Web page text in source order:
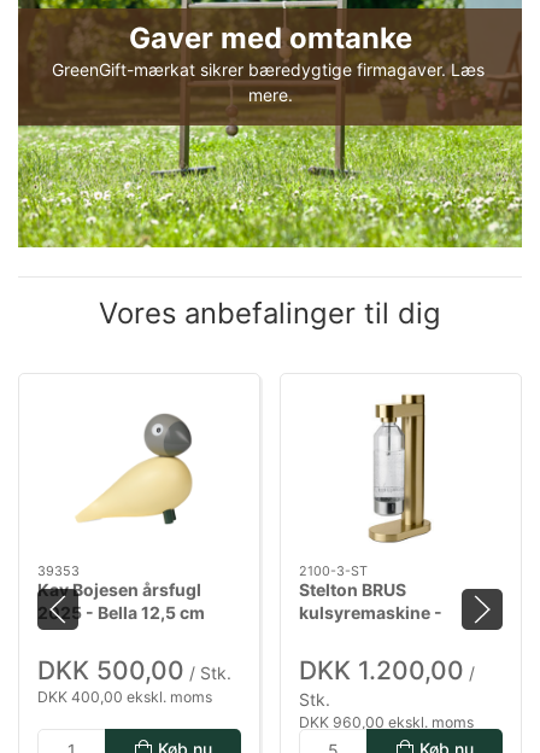
Gaver med omtanke
GreenGift-mærkat sikrer bæredygtige firmagaver. Læs
mere.
Vores anbefalinger til dig
39353
Kay Bojesen årsfugl
2025 - Bella 12,5 cm
DKK 500,00 / Stk.
DKK 400,00 ekskl. moms
2100-3-ST
Stelton BRUS
kulsyremaskine -
DKK 1.200,00 /
Stk.
DKK 960,00 ekskl. moms